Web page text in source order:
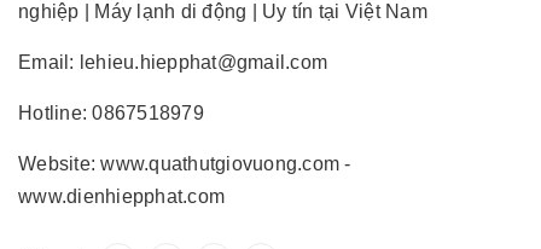
nghiệp | Máy lạnh di động | Uy tín tại Việt Nam
Email: lehieu.hiepphat@gmail.com
Hotline: 0867518979
Website: www.quathutgiovuong.com -
www.dienhiepphat.com